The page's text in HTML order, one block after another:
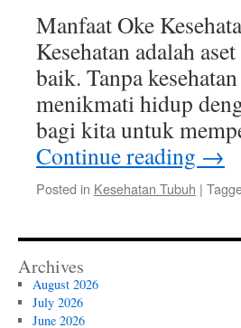
Manfaat Oke
Kesehatan adalah
baik. Tanpa
menikmati hidup
bagi kita untuk
Continue reading →
Posted in Kesehatan Tubuh |
Archives
August 2026
July 2026
June 2026